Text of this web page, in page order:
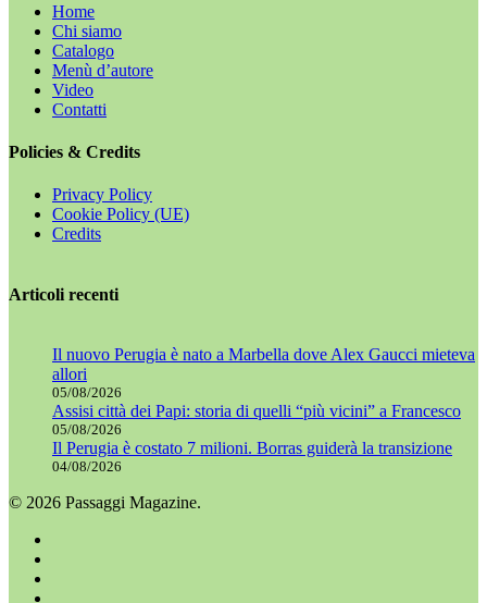
Home
Chi siamo
Catalogo
Menù d’autore
Video
Contatti
Policies & Credits
Privacy Policy
Cookie Policy (UE)
Credits
Articoli recenti
Il nuovo Perugia è nato a Marbella dove Alex Gaucci mieteva
allori
05/08/2026
Assisi città dei Papi: storia di quelli “più vicini” a Francesco
05/08/2026
Il Perugia è costato 7 milioni. Borras guiderà la transizione
04/08/2026
© 2026 Passaggi Magazine.